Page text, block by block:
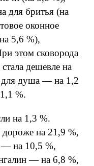
для бритья (на
оконное
5,6 %),
этом сковорода
дешевле на
для душа — на 1,2
%.
на 1,3 %.
дороже на 21,9 %,
— на 10,5 %,
— на 6,8 %,